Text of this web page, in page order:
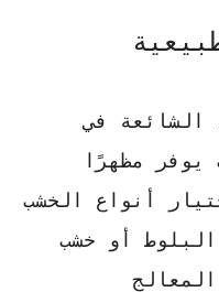
الشائعة في
يوفر مظهرًا
أنواع الخشب
أو خشب